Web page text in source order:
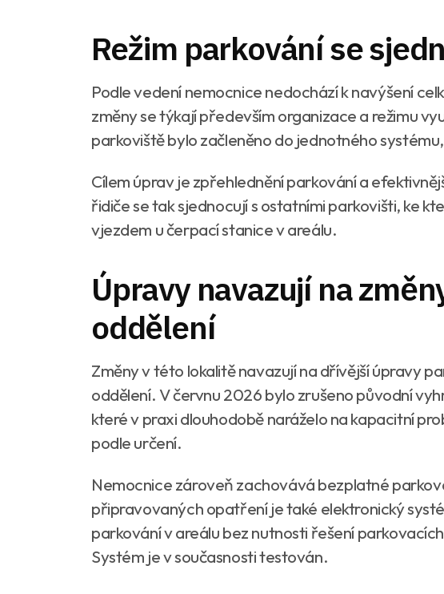
Režim parkování se
Podle vedení nemocnice nedochází k navýšení
změny se týkají především organizace a režimu
parkoviště bylo začleněno do jednotného
Cílem úprav je zpřehlednění parkování a
řidiče se tak sjednocují s ostatními parkovišti, ke
vjezdem u čerpací stanice v areálu.
Úpravy navazují na
oddělení
Změny v této lokalitě navazují na dřívější úpravy
oddělení. V červnu 2026 bylo zrušeno původní
které v praxi dlouhodobě naráželo na kapacitní
podle určení.
Nemocnice zároveň zachovává bezplatné
připravovaných opatření je také elektronický
parkování v areálu bez nutnosti řešení
Systém je v současnosti testován.